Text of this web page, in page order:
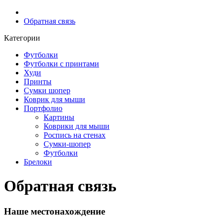
Обратная связь
Категории
Футболки
Футболки с принтами
Худи
Принты
Сумки шопер
Коврик для мыши
Портфолио
Картины
Коврики для мыши
Роспись на стенах
Сумки-шопер
Футболки
Брелоки
Обратная связь
Наше местонахождение